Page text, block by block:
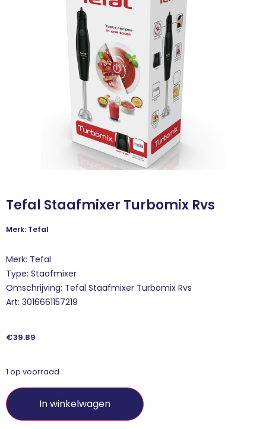
Tefal Staafmixer Turbomix Rvs
Merk: Tefal
Merk: Tefal
Type: Staafmixer
Omschrijving: Tefal Staafmixer Turbomix Rvs
Art: 3016661157219
€39.89
1 op voorraad
In winkelwagen